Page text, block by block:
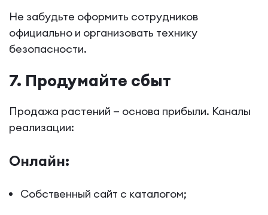
Не забудьте оформить сотрудников
официально и организовать технику
безопасности.
7. Продумайте сбыт
Продажа растений — основа прибыли. Каналы
реализации:
Онлайн:
Собственный сайт с каталогом;